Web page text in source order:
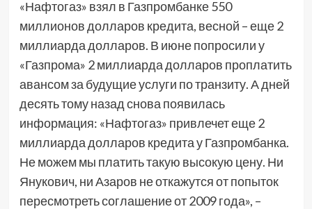
«Нафтогаз» взял в Газпромбанке 550
миллионов долларов кредита, весной – еще 2
миллиарда долларов. В июне попросили у
«Газпрома» 2 миллиарда долларов проплатить
авансом за будущие услуги по транзиту. А дней
десять тому назад снова появилась
информация: «Нафтогаз» привлечет еще 2
миллиарда долларов кредита у Газпромбанка.
Не можем мы платить такую высокую цену. Ни
Янукович, ни Азаров не откажутся от попыток
пересмотреть соглашение от 2009 года», –